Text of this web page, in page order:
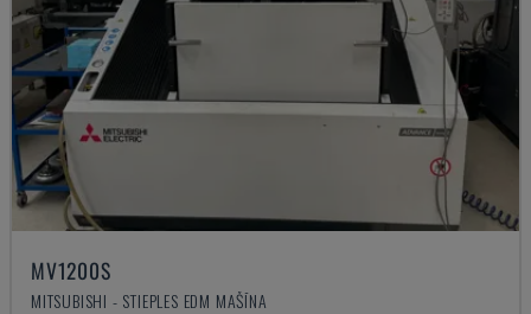
MV1200S
MITSUBISHI - STIEPLES EDM MAŠĪNA